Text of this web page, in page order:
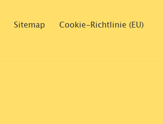
Sitemap Cookie-Richtlinie (EU)